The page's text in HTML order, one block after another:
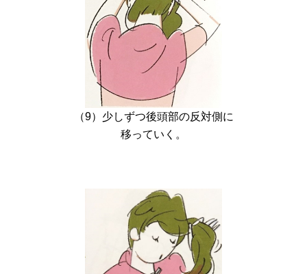
（9）少しずつ後頭部の反対側に
移っていく。